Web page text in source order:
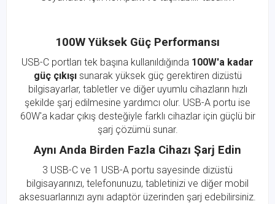
100W Yüksek Güç Performansı
USB-C portları tek başına kullanıldığında 100W'a kadar
güç çıkışısunarak yüksek güç gerektiren dizüstü
bilgisayarlar, tabletler ve diğer uyumlu cihazların hızlı
şekilde şarj edilmesine yardımcı olur. USB-A portu ise
60W'a kadar çıkış desteğiyle farklı cihazlar için güçlü bir
şarj çözümü sunar.
Aynı Anda Birden Fazla Cihazı Şarj Edin
3 USB-C ve 1 USB-A portu sayesinde dizüstü
bilgisayarınızı, telefonunuzu, tabletinizi ve diğer mobil
aksesuarlarınızı aynı adaptör üzerinden şarj edebilirsiniz.